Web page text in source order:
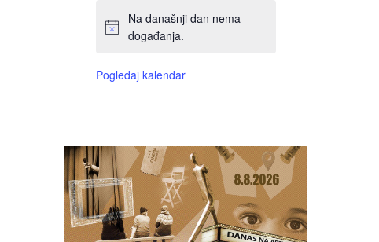
Na današnji dan nema
događanja.
Pogledaj kalendar